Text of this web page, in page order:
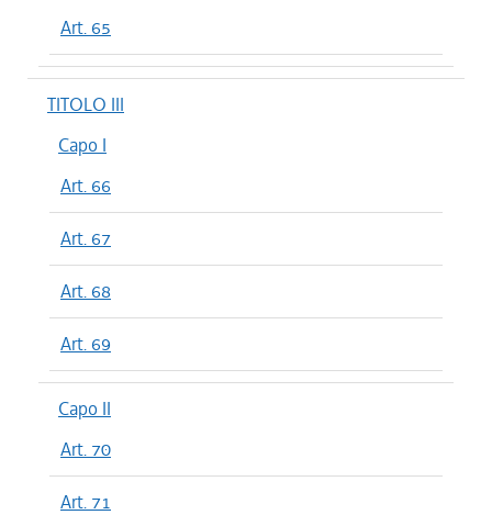
Art. 65
TITOLO III
Capo I
Art. 66
Art. 67
Art. 68
Art. 69
Capo II
Art. 70
Art. 71